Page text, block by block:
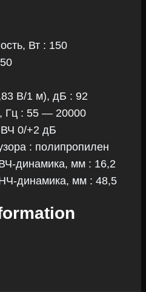
Вт : 150
В/1 м), дБ : 92
Гц : 55 — 20000
ВЧ 0/+2 дБ
: полипропилен
динамика, мм : 16,2
динамика, мм : 48,5